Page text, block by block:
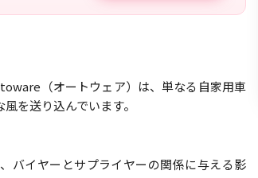
（オートウェア）は、単なる自家用車
を送り込んでいます。
バイヤーとサプライヤーの関係に与える影